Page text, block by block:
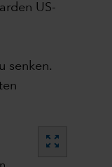
US-
senken.
zoom_out_map